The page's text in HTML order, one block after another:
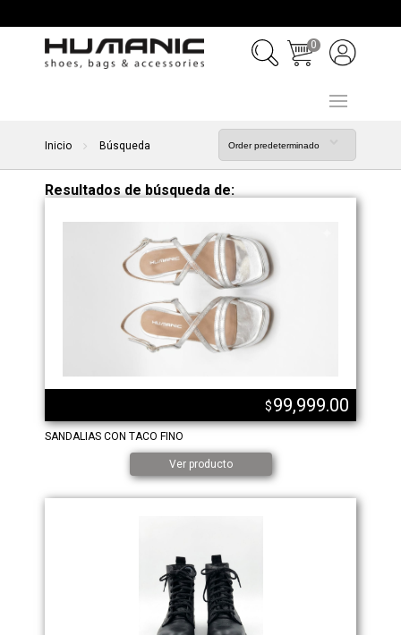
0
Inicio Búsqueda
Resultados de búsqueda de:
$99,999.00
SANDALIAS CON TACO FINO
Ver producto